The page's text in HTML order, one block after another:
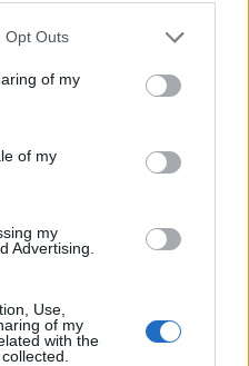
Opt Outs
of my
of my
my
Advertising.
Use,
of my
with the
με το
Αγωνίζεται με
και στα πλάγια της
και τη φανέλα της
ότι το
ξεκάθαρα